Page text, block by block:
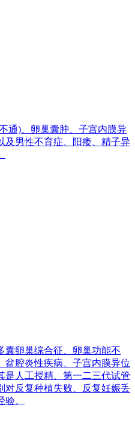
通)、卵巢囊肿、子宫内膜异
及男性不育症、阳痿、精子异
囊卵巢综合征、卵巢功能不
盆腔炎性疾病、子宫内膜异位
是人工授精、第一二三代试管
对反复种植失败、反复妊娠丢
。